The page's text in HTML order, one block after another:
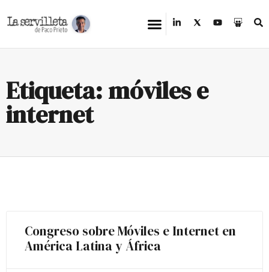
Etiqueta: móviles e
internet
Congreso sobre Móviles e Internet en
América Latina y África